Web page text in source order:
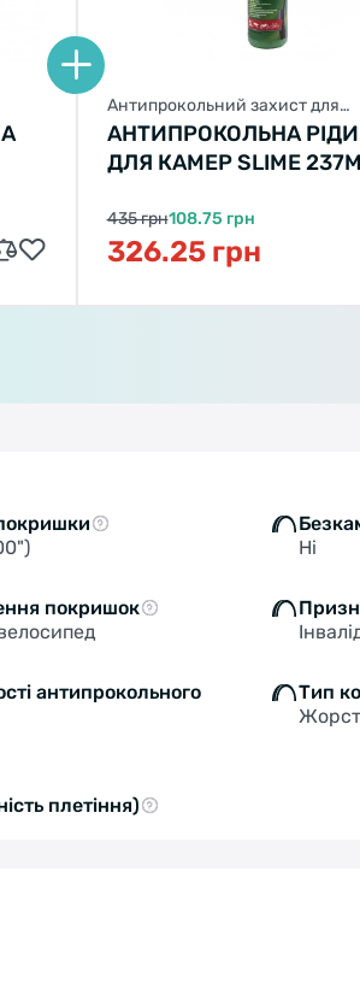
Антипрокольний захист для
велосипеда
АНТИПРОКОЛЬНА
ДЛЯ КАМЕР SLIME
435 грн108.75 грн
326.25 грн
Ні
покришок
антипрокольного
Тип
плетіння)